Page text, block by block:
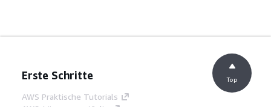
Erste Schritte
AWS Praktische Tutorials
Top